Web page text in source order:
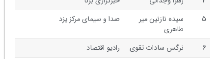
5
سیده نازنین میر
طاهری
صدا و سیمای مرکز یزد
6 نرگس سادات تقوی
رادیو اقتصاد